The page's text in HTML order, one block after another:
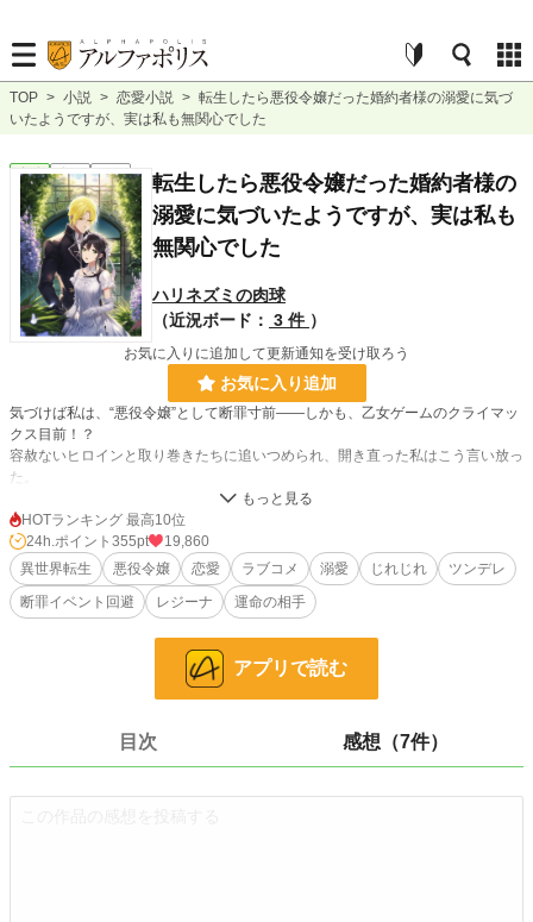
TOP > 小説 > 恋愛小説 > 転生したら悪役令嬢だった婚約者様の溺愛に気づ
いたようですが、実は私も無関心でした
恋愛 完結 長編
転生したら悪役令嬢だった婚約者様の
溺愛に気づいたようですが、実は私も
無関心でした
ハリネズミの肉球
（近況ボード： 3 件 ）
お気に入りに追加して更新通知を受け取ろう
お気に入り追加
気づけば私は、“悪役令嬢”として断罪寸前――しかも、乙女ゲームのクライマッ
クス目前！？
容赦ないヒロインと取り巻きたちに追いつめられ、開き直った私はこう言い放っ
た。
「……まぁ、別に婚約者様にも未練ないし？」
ところが。
ずっと私に冷たかった“婚約者様”こと第一王子アレクシスが、まさかの豹変。
無関心だったはずの彼が、なぜか私にだけやたらと優しい。甘い。距離が近
い……って、え、なにこれ、溺愛モード突入！？今さらどういうつもり！？
私だって最初からアレクシスに興味なんてなかったんですけど？（ほんとに）
来事をきっかけに、静かに、でも確実に動き始める。
物語。
HOTランキング 最高10位
24h.ポイント 355pt
19,860
異世界転生
悪役令嬢 恋愛 ラブコメ 溺愛 じれじれ
ツンデレ
断罪イベント回避
レジーナ 運命の相手
アプリで読む
目次 感想（7件）